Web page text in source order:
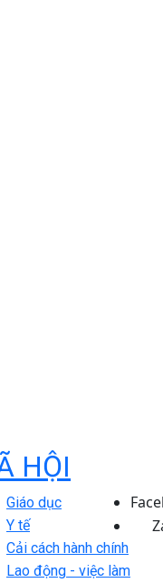
HỘI
Giáo dục
Y tế
Cải cách hành chính
Lao động - việc làm